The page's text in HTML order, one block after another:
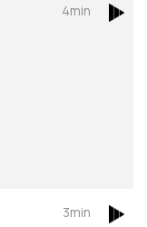
4min
3min